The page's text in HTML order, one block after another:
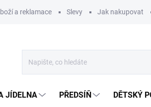
a reklamace Slevy Jak nakupovat
JÍDELNA PŘEDSÍŇ DĚTSKÝ